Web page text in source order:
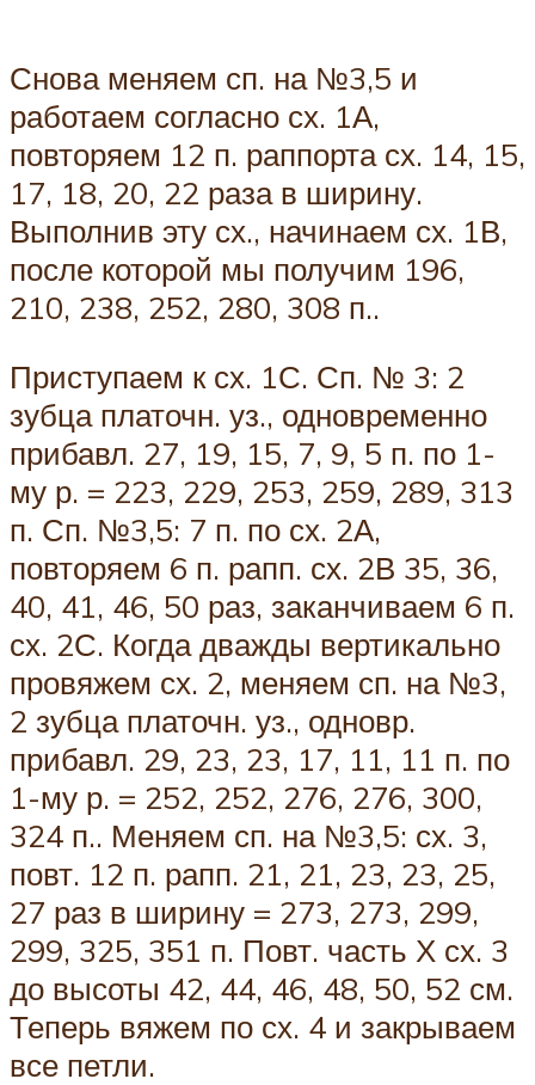
Снова меняем сп. на №3,5 и
работаем согласно сх. 1А,
повторяем 12 п. раппорта сх. 14, 15,
17, 18, 20, 22 раза в ширину.
Выполнив эту сх., начинаем сх. 1В,
после которой мы получим 196,
210, 238, 252, 280, 308 п..
Приступаем к сх. 1С. Сп. № 3: 2
зубца платочн. уз., одновременно
прибавл. 27, 19, 15, 7, 9, 5 п. по 1-
му р. = 223, 229, 253, 259, 289, 313
п. Сп. №3,5: 7 п. по сх. 2А,
повторяем 6 п. рапп. сх. 2В 35, 36,
40, 41, 46, 50 раз, заканчиваем 6 п.
сх. 2С. Когда дважды вертикально
провяжем сх. 2, меняем сп. на №3,
2 зубца платочн. уз., одновр.
прибавл. 29, 23, 23, 17, 11, 11 п. по
1-му р. = 252, 252, 276, 276, 300,
324 п.. Меняем сп. на №3,5: сх. 3,
повт. 12 п. рапп. 21, 21, 23, 23, 25,
27 раз в ширину = 273, 273, 299,
299, 325, 351 п. Повт. часть Х сх. 3
до высоты 42, 44, 46, 48, 50, 52 см.
Теперь вяжем по сх. 4 и закрываем
все петли.